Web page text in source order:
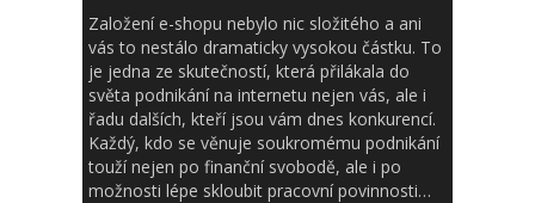
Založení e-shopu nebylo nic složitého a ani
vás to nestálo dramaticky vysokou částku. To
je jedna ze skutečností, která přilákala do
světa podnikání na internetu nejen vás, ale i
řadu dalších, kteří jsou vám dnes konkurencí.
Každý, kdo se věnuje soukromému podnikání
touží nejen po finanční svobodě, ale i po
možnosti lépe skloubit pracovní povinnosti…